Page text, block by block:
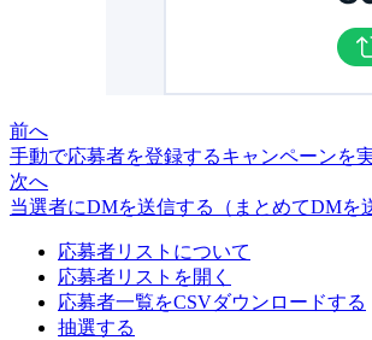
前へ
手動で応募者を登録するキャンペーンを
次へ
当選者にDMを送信する（まとめてDMを
応募者リストについて
応募者リストを開く
応募者一覧をCSVダウンロードする
抽選する